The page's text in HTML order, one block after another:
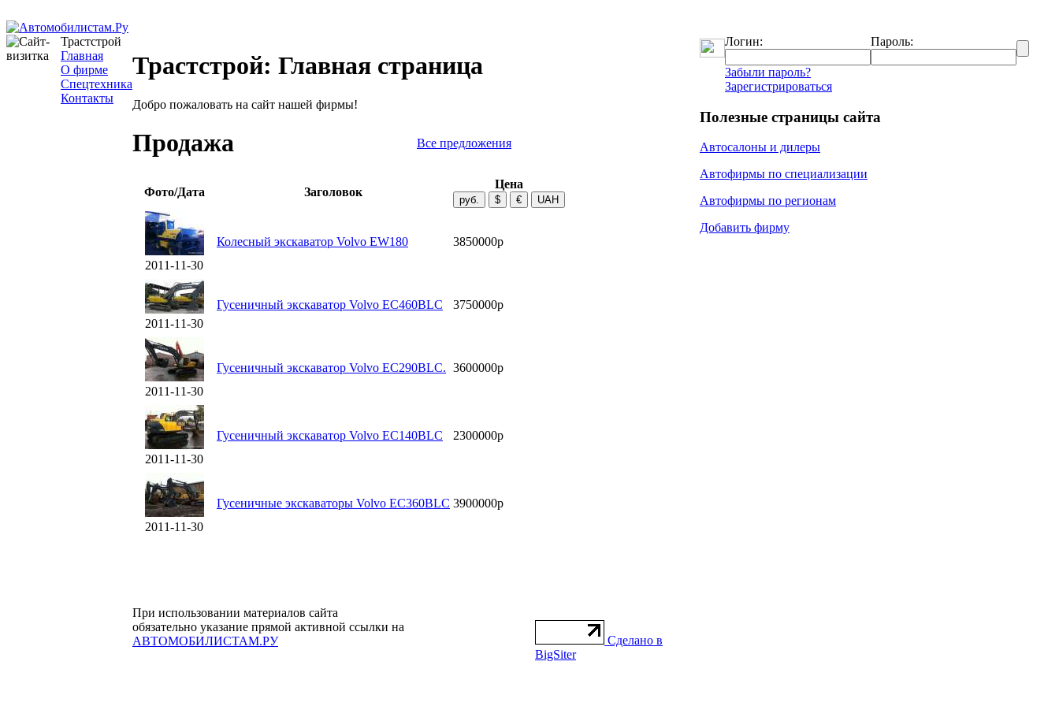
Трастстрой
Главная
О фирме
Спецтехника
Контакты
Трастстрой: Главная страница
Добро пожаловать на сайт нашей фирмы!
Продажа Все предложения
Фото/Дата Заголовок
Цена
2011-11-30
Колесный экскаватор Volvo EW180 3850000р
2011-11-30
Гусеничный экскаватор Volvo EC460BLC 3750000р
2011-11-30
Гусеничный экскаватор Volvo EC290BLC. 3600000р
2011-11-30
Гусеничный экскаватор Volvo EC140BLC 2300000р
2011-11-30
Гусеничные экскаваторы Volvo EC360BLC 3900000р
При использовании материалов сайта
обязательно указание прямой активной ссылки на
АВТОМОБИЛИСТАМ.РУ
Сделано в
BigSiter
Логин: Пароль:
Забыли пароль?
Зарегистрироваться
Полезные страницы сайта
Автосалоны и дилеры
Автофирмы по специализации
Автофирмы по регионам
Добавить фирму